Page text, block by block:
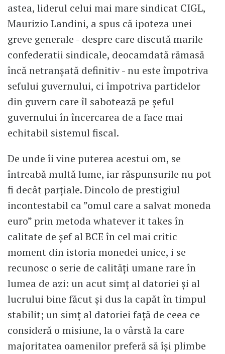
astea, liderul celui mai mare sindicat CIGL,
Maurizio Landini, a spus că ipoteza unei
greve generale - despre care discută marile
confederatii sindicale, deocamdată rămasă
încă netranșată definitiv - nu este împotriva
sefului guvernului, ci împotriva partidelor
din guvern care îl sabotează pe șeful
guvernului în încercarea de a face mai
echitabil sistemul fiscal.
De unde îi vine puterea acestui om, se
întreabă multă lume, iar răspunsurile nu pot
fi decât parțiale. Dincolo de prestigiul
incontestabil ca ”omul care a salvat moneda
euro” prin metoda whatever it takes în
calitate de șef al BCE în cel mai critic
moment din istoria monedei unice, i se
recunosc o serie de calități umane rare în
lumea de azi: un acut simț al datoriei și al
lucrului bine făcut și dus la capăt în timpul
stabilit; un simț al datoriei față de ceea ce
consideră o misiune, la o vârstă la care
majoritatea oamenilor preferă să își plimbe